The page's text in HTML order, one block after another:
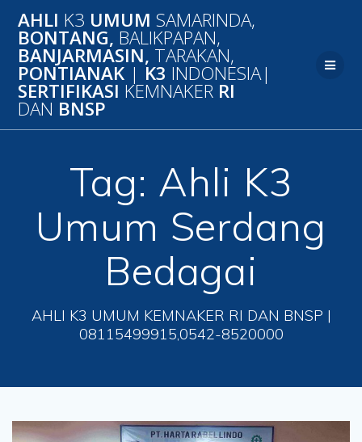
to
content
AHLI K3 UMUM SAMARINDA,
BONTANG, BALIKPAPAN,
BANJARMASIN, TARAKAN,
PONTIANAK | K3 INDONESIA|
SERTIFIKASI KEMNAKER RI
DAN BNSP
Tag: Ahli K3
Umum Serdang
Bedagai
AHLI K3 UMUM KEMNAKER RI DAN BNSP |
08115499915,0542-8520000